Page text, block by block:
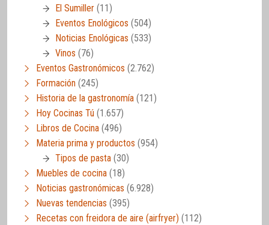
El Sumiller (11)
Eventos Enológicos (504)
Noticias Enológicas (533)
Vinos (76)
Eventos Gastronómicos (2.762)
Formación (245)
Historia de la gastronomía (121)
Hoy Cocinas Tú (1.657)
Libros de Cocina (496)
Materia prima y productos (954)
Tipos de pasta (30)
Muebles de cocina (18)
Noticias gastronómicas (6.928)
Nuevas tendencias (395)
Recetas con freidora de aire (airfryer) (112)